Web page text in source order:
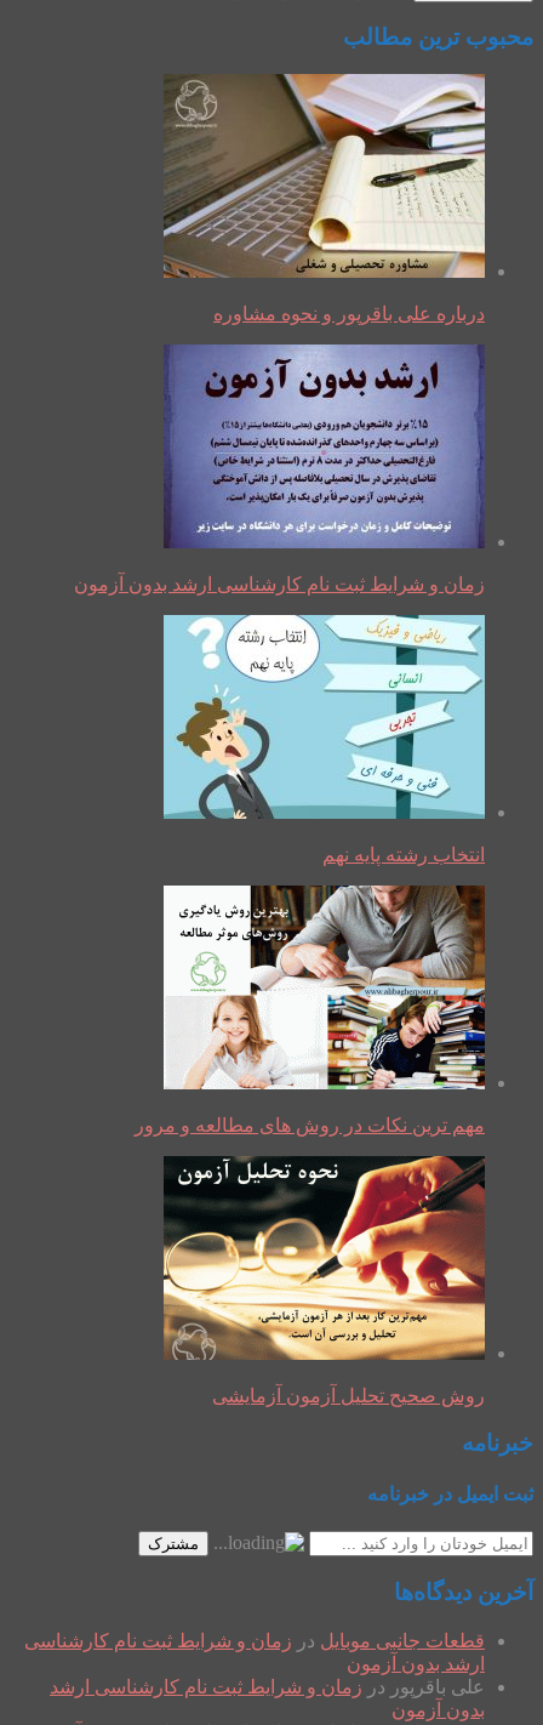
محبوب ترین مطالب
درباره علی باقرپور و نحوه مشاوره
زمان و شرایط ثبت نام کارشناسی ارشد بدون آزمون
انتخاب رشته پایه نهم
مهم ترین نکات در روش های مطالعه و مرور
روش صحیح تحلیل آزمون آزمایشی
خبرنامه
ثبت ایمیل در خبرنامه
مشترک
آخرین دیدگاه‌ها
قطعات جانبی موبایل در زمان و شرایط ثبت نام کارشناسی
ارشد بدون آزمون
علی باقرپور در زمان و شرایط ثبت نام کارشناسی ارشد
بدون آزمون